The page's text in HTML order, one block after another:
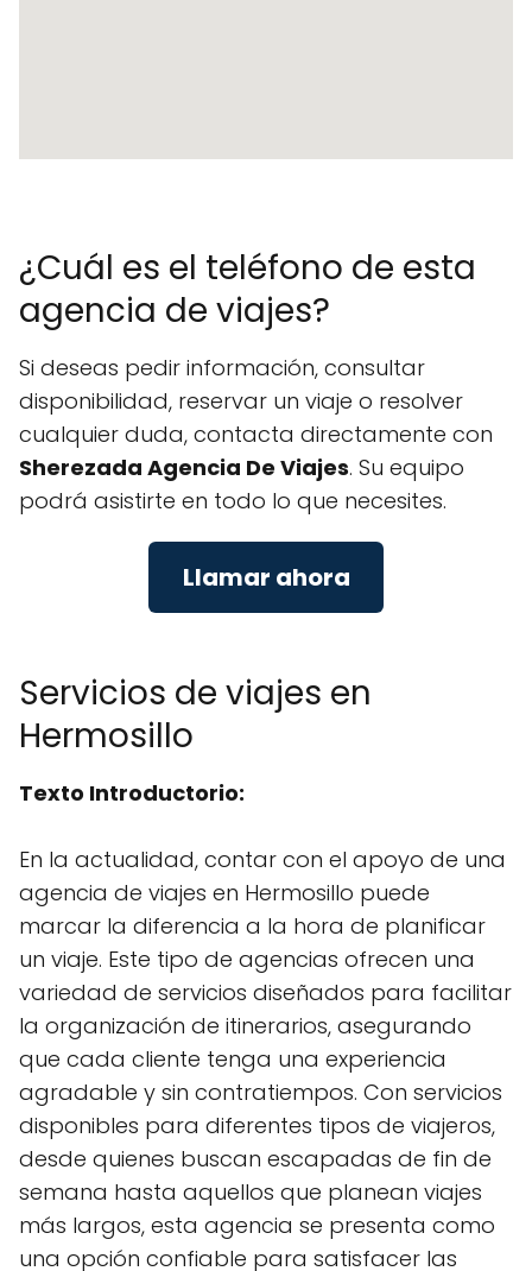
¿Cuál es el teléfono de esta
agencia de viajes?
Si deseas pedir información, consultar
disponibilidad, reservar un viaje o resolver
cualquier duda, contacta directamente con
Sherezada Agencia De Viajes. Su equipo
podrá asistirte en todo lo que necesites.
Llamar ahora
Servicios de viajes en
Hermosillo
Texto Introductorio:
En la actualidad, contar con el apoyo de una
agencia de viajes en Hermosillo puede
marcar la diferencia a la hora de planificar
un viaje. Este tipo de agencias ofrecen una
variedad de servicios diseñados para facilitar
la organización de itinerarios, asegurando
que cada cliente tenga una experiencia
agradable y sin contratiempos. Con servicios
disponibles para diferentes tipos de viajeros,
desde quienes buscan escapadas de fin de
semana hasta aquellos que planean viajes
más largos, esta agencia se presenta como
una opción confiable para satisfacer las